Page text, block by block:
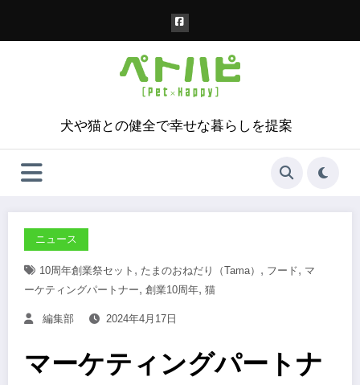
犬や猫との健全で幸せな暮らしを提案
ニュース
10周年創業祭セット , たまのおねだり（tama） , フード, マ
ーケティングパートナー, 創業10周年, 猫
編集部 2024年4月17日
マーケティングパートナ